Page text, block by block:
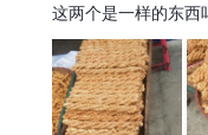
这两个是一样的东西